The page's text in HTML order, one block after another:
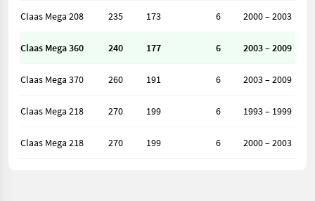
Claas Mega 208 235 173 6 2000 – 2003
Claas Mega 360 240 177 6 2003 – 2009
Claas Mega 370 260 191 6 2003 – 2009
Claas Mega 218 270 199 6 1993 – 1999
Claas Mega 218 270 199 6 2000 – 2003